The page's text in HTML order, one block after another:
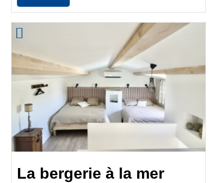
La bergerie à la mer